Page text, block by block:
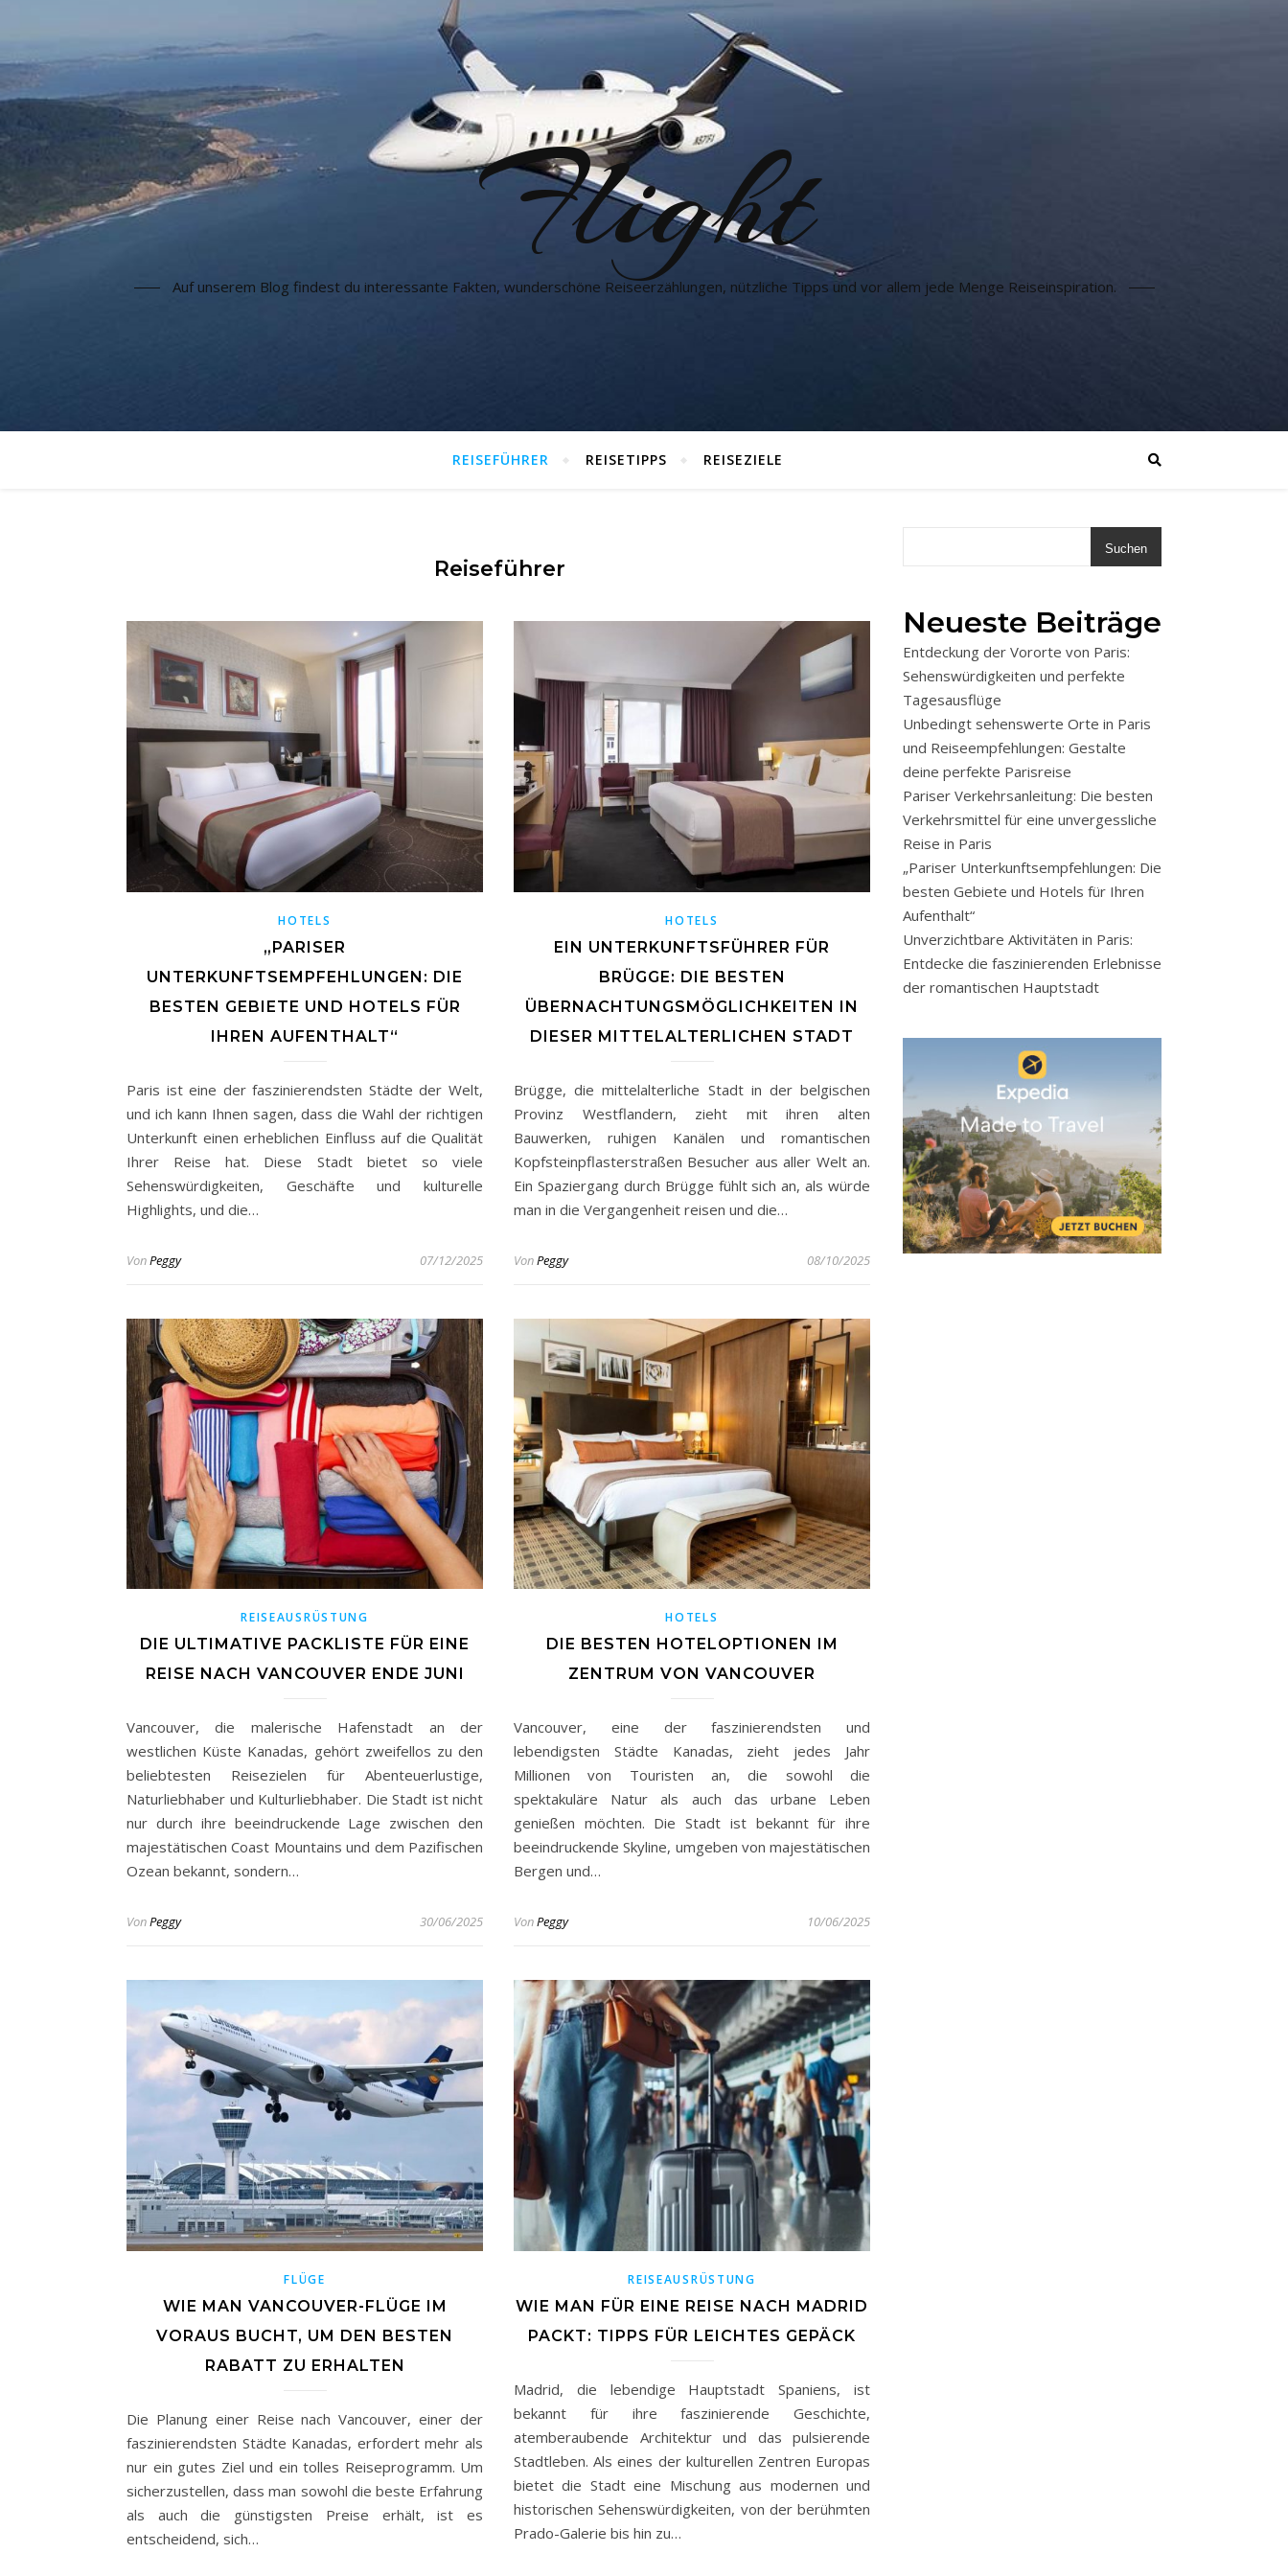
Flight
Auf unserem Blog findest du interessante Fakten, wunderschöne Reiseerzählungen, nützliche Tipps und vor allem jede Menge Reiseinspiration.
REISEFÜHRER REISETIPPS REISEZIELE
Reiseführer
HOTELS
„PARISER
UNTERKUNFTSEMPFEHLUNGEN: DIE
BESTEN GEBIETE UND HOTELS FÜR
IHREN AUFENTHALT“
Paris ist eine der faszinierendsten Städte der Welt,
und ich kann Ihnen sagen, dass die Wahl der richtigen
Unterkunft einen erheblichen Einfluss auf die Qualität
Ihrer Reise hat. Diese Stadt bietet so viele
Sehenswürdigkeiten, Geschäfte und kulturelle
Highlights, und die…
VonPeggy 07/12/2025
HOTELS
EIN UNTERKUNFTSFÜHRER FÜR
BRÜGGE: DIE BESTEN
ÜBERNACHTUNGSMÖGLICHKEITEN IN
DIESER MITTELALTERLICHEN STADT
Brügge, die mittelalterliche Stadt in der belgischen
Provinz Westflandern, zieht mit ihren alten
Bauwerken, ruhigen Kanälen und romantischen
Kopfsteinpflasterstraßen Besucher aus aller Welt an.
Ein Spaziergang durch Brügge fühlt sich an, als würde
man in die Vergangenheit reisen und die…
VonPeggy 08/10/2025
REISEAUSRÜSTUNG
DIE ULTIMATIVE PACKLISTE FÜR EINE
REISE NACH VANCOUVER ENDE JUNI
Vancouver, die malerische Hafenstadt an der
westlichen Küste Kanadas, gehört zweifellos zu den
beliebtesten Reisezielen für Abenteuerlustige,
Naturliebhaber und Kulturliebhaber. Die Stadt ist nicht
nur durch ihre beeindruckende Lage zwischen den
majestätischen Coast Mountains und dem Pazifischen
Ozean bekannt, sondern…
VonPeggy 30/06/2025
HOTELS
DIE BESTEN HOTELOPTIONEN IM
ZENTRUM VON VANCOUVER
Vancouver, eine der faszinierendsten und
lebendigsten Städte Kanadas, zieht jedes Jahr
Millionen von Touristen an, die sowohl die
spektakuläre Natur als auch das urbane Leben
genießen möchten. Die Stadt ist bekannt für ihre
beeindruckende Skyline, umgeben von majestätischen
Bergen und…
VonPeggy 10/06/2025
FLÜGE
WIE MAN VANCOUVER-FLÜGE IM
VORAUS BUCHT, UM DEN BESTEN
RABATT ZU ERHALTEN
Die Planung einer Reise nach Vancouver, einer der
faszinierendsten Städte Kanadas, erfordert mehr als
nur ein gutes Ziel und ein tolles Reiseprogramm. Um
sicherzustellen, dass man sowohl die beste Erfahrung
als auch die günstigsten Preise erhält, ist es
entscheidend, sich…
REISEAUSRÜSTUNG
WIE MAN FÜR EINE REISE NACH MADRID
PACKT: TIPPS FÜR LEICHTES GEPÄCK
Madrid, die lebendige Hauptstadt Spaniens, ist
bekannt für ihre faszinierende Geschichte,
atemberaubende Architektur und das pulsierende
Stadtleben. Als eines der kulturellen Zentren Europas
bietet die Stadt eine Mischung aus modernen und
historischen Sehenswürdigkeiten, von der berühmten
Prado-Galerie bis hin zu…
Suchen
Neueste Beiträge
Entdeckung der Vororte von Paris:
Sehenswürdigkeiten und perfekte
Tagesausflüge
Unbedingt sehenswerte Orte in Paris
und Reiseempfehlungen: Gestalte
deine perfekte Parisreise
Pariser Verkehrsanleitung: Die besten
Verkehrsmittel für eine unvergessliche
Reise in Paris
„Pariser Unterkunftsempfehlungen: Die
besten Gebiete und Hotels für Ihren
Aufenthalt“
Unverzichtbare Aktivitäten in Paris:
Entdecke die faszinierenden Erlebnisse
der romantischen Hauptstadt